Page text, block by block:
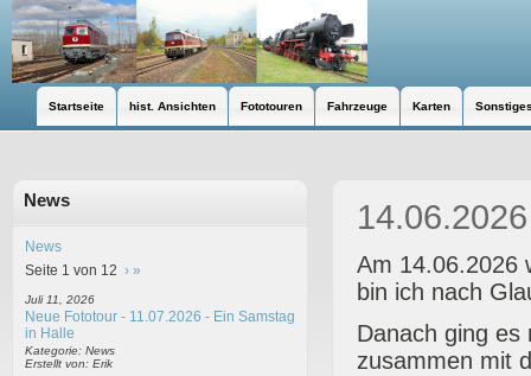
Startseite hist. Ansichten Fototouren Fahrzeuge Karten
News
News
Seite 1 von 12 › »
Juli 11, 2026
Neue Fototour - 11.07.2026 - Ein Samstag
in Halle
Kategorie: News
Erstellt von: Erik
Am 14.06.2026
bin ich nach
Danach ging es
zusammen mit